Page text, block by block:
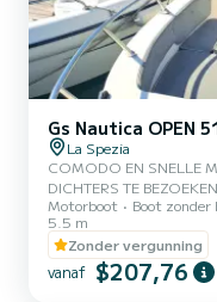
Gs Nautica OPEN
La Spezia
COMODO EN SNELLE
DICHTERS TE
PALMARIA, HET EILAND
LERICI TELLARO EN CALA
ZULLEN WE SAMEN
VAN DE BOOT EN DE
MOTOR IS VAN DE
Motorboot Boot zonder
5.5 m
Zonder vergunning
vanaf $207,76